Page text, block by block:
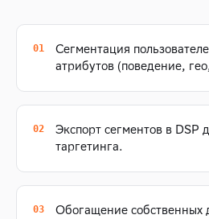
Сегментация
атрибутов (поведение,
Экспорт сегментов в DSP
таргетинга.
Обогащение собственных